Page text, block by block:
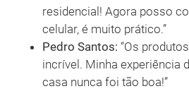
residencial! Agora posso
celular, é muito prático.”
Pedro Santos: “Os
incrível. Minha experiência
casa nunca foi tão boa!”